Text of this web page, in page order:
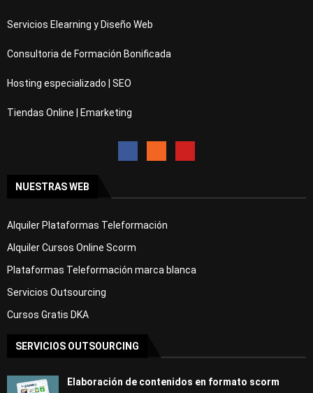
Servicios Elearning y Diseño Web
Consultoria de Formación Bonificada
Hosting especializado | SEO
Tiendas Online | Emarketing
NUESTRAS WEB
Alquiler Plataformas Teleformación
Alquiler Cursos Online Scorm
Plataformas Teleformación marca blanca
Servicios Outsourcing
Cursos Gratis DKA
SERVICIOS OUTSOURCING
Elaboración de contenidos en formato scorm